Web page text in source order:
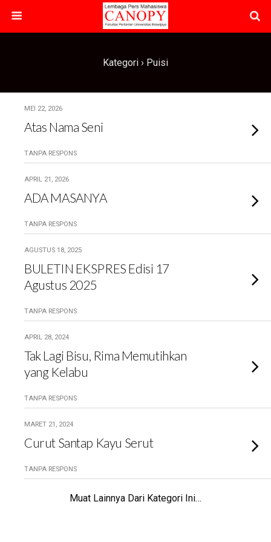
Kategori › Puisi
MEI 22, 2026
Atas Nama Seni
TANPA RESPONS
APRIL 21, 2026
ADA MASANYA
TANPA RESPONS
AGUSTUS 18, 2025
BULETIN EKSPRES Edisi 17
Agustus 2025
TANPA RESPONS
APRIL 28, 2024
Tak Lagi Bisu, Rima Memutihkan
yang Kelabu
TANPA RESPONS
MARET 21, 2024
Curut Santap Kayu Serut
TANPA RESPONS
Muat Lainnya Dari Kategori Ini…